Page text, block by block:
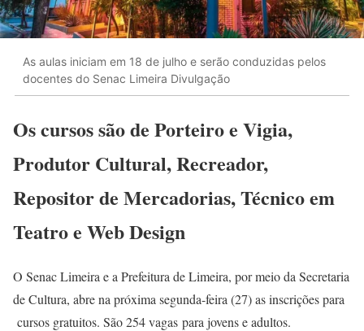
As aulas iniciam em 18 de julho e serão conduzidas pelos
docentes do Senac Limeira Divulgação
Os cursos são de Porteiro e Vigia,
Produtor Cultural, Recreador,
Repositor de Mercadorias, Técnico em
Teatro e Web Design
O Senac Limeira e a Prefeitura de Limeira, por meio da Secretaria
de Cultura, abre na próxima segunda-feira (27) as inscrições para
cursos gratuitos. São 254 vagas para jovens e adultos.